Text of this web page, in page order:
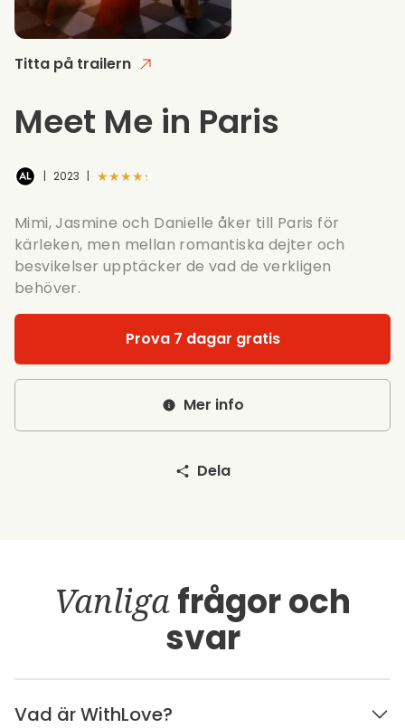
Titta på trailern
Meet Me in Paris
| 2023 | ★★★★★
Mimi, Jasmine och Danielle åker till Paris för
kärleken, men mellan romantiska dejter och
besvikelser upptäcker de vad de verkligen
behöver.
Prova 7 dagar gratis
Mer info
Dela
Vanligafrågor och
svar
Vad är WithLove?